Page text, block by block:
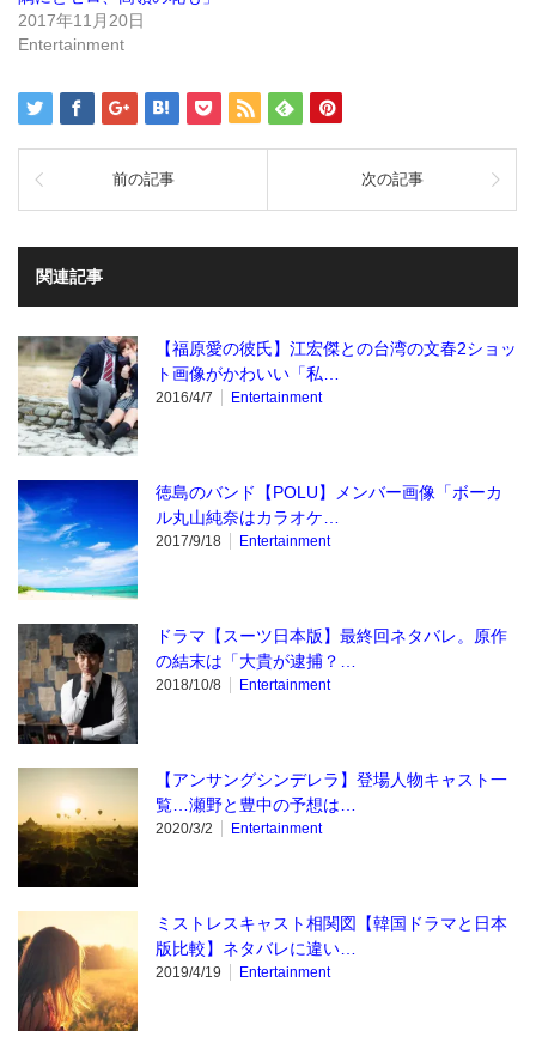
開
き
す)
2017年11月20日
Entertainment
前の記事 次の記事
関連記事
【福原愛の彼氏】江宏傑との台湾の文春2ショッ
ト画像がかわいい「私…
2016/4/7 Entertainment
徳島のバンド【POLU】メンバー画像「ボーカ
ル丸山純奈はカラオケ…
2017/9/18 Entertainment
ドラマ【スーツ日本版】最終回ネタバレ。原作
の結末は「大貴が逮捕？…
2018/10/8 Entertainment
【アンサングシンデレラ】登場人物キャスト一
覧…瀬野と豊中の予想は…
2020/3/2 Entertainment
ミストレスキャスト相関図【韓国ドラマと日本
版比較】ネタバレに違い…
2019/4/19 Entertainment